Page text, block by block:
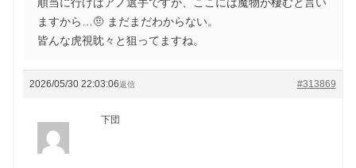
ますから…🤨 まだまだわからない。
皆んな虎視眈々と狙ってますね。
2026/05/30 22:03:06 #313869
返信
下団